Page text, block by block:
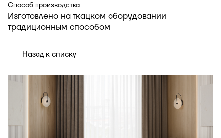
Способ производства
Изготовлено на ткацком оборудовании
традиционным способом
Назад к списку